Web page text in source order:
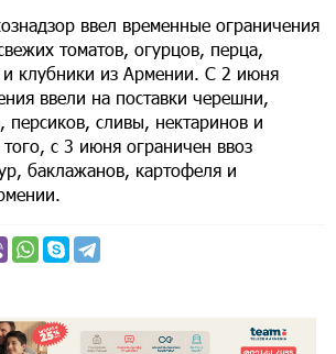
ввел временные ограничения
томатов, огурцов, перца,
и клубники из Армении. С 2 июня
ввели на поставки черешни,
персиков, сливы, нектаринов и
с 3 июня ограничен ввоз
баклажанов, картофеля и